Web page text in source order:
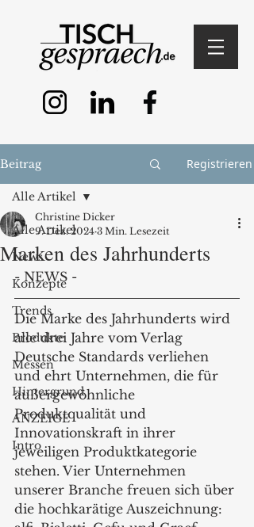
Beitrag Registrieren
Alle Artikel
News
Konzepte
Trends
Produkte
Messen
Hintergrund
ANZEIGE
Intro
Alle Artikel
Marken des Jahrhunderts
Christine Dicker
9. Dez. 2024 3 Min. Lesezeit
- NEWS -
Die Marke des Jahrhunderts wird
alle drei Jahre vom Verlag
Deutsche Standards verliehen
und ehrt Unternehmen, die für
außergewöhnliche
Produktqualität und
Innovationskraft in ihrer
jeweiligen Produktkategorie
stehen. Vier Unternehmen
unserer Branche freuen sich über
die hochkarätige Auszeichnung: